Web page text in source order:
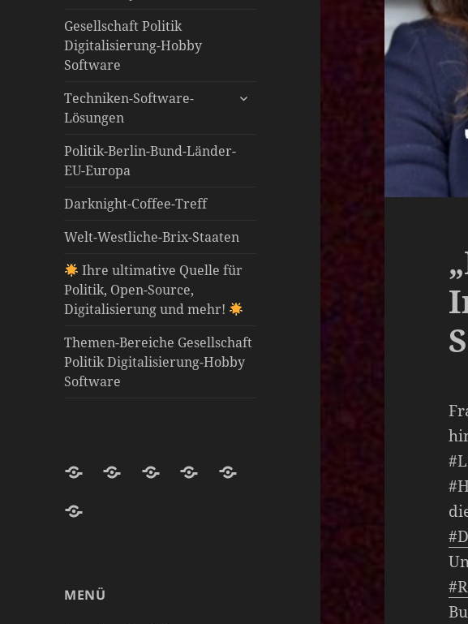
Gesellschaft Politik
Digitalisierung-Hobby
Software
Techniken-Software-
Lösungen
untermenü
Politik-Berlin-Bund-Länder-
EU-Europa
Darknight-Coffee-Treff
Welt-Westliche-Brix-Staaten
Ihre ultimative Quelle für
Politik, Open-Source,
Digitalisierung und mehr!
Themen-Bereiche Gesellschaft
Politik Digitalisierung-Hobby
Software
Darknight-
Netzwerk-
Willkommen
Plattform
DarknightDarknight-Carrabelloy
matrix-
MENÜ